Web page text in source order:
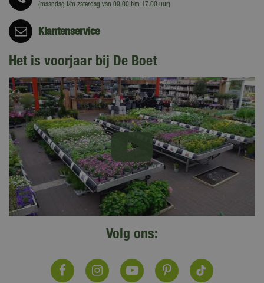
(maandag t/m zaterdag van 09.00 t/m 17.00 uur)
Klantenservice
Het is voorjaar bij De Boet
Volg ons: